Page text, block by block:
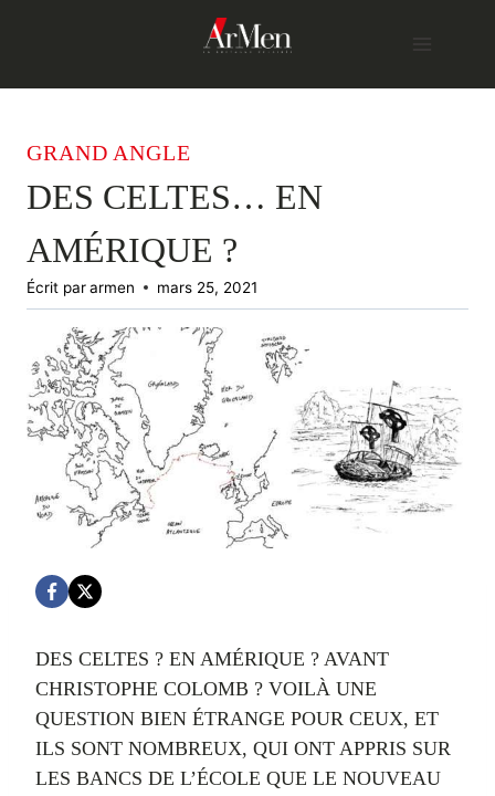
GRAND ANGLE
DES CELTES… EN
AMÉRIQUE ?
Écrit pararmen mars 25, 2021
DES CELTES ? EN AMÉRIQUE ? AVANT
CHRISTOPHE COLOMB ? VOILÀ UNE
QUESTION BIEN ÉTRANGE POUR CEUX, ET
ILS SONT NOMBREUX, QUI ONT APPRIS SUR
LES BANCS DE L’ÉCOLE QUE LE NOUVEAU